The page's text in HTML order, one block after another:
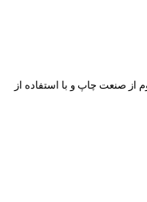
از صنعت چاپ و با استفاده از